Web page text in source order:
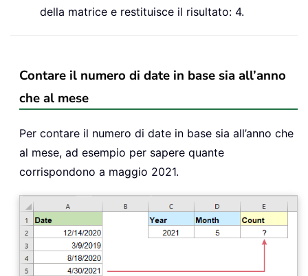
della matrice e restituisce il risultato: 4.
Contare il numero di date in base sia all’anno
che al mese
Per contare il numero di date in base sia all’anno che
al mese, ad esempio per sapere quante
corrispondono a maggio 2021.